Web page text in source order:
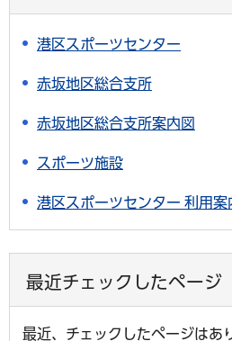
港区スポーツセンター
赤坂地区総合支所
赤坂地区総合支所案内図
スポーツ施設
港区スポーツセンター 利用案
最近チェックしたページ
最近、チェックしたページはあ